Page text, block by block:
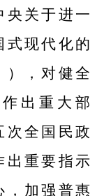
央关于进一
式现代化的
），对健全
出重大部
次全国民政
出重要指示
，加强普惠